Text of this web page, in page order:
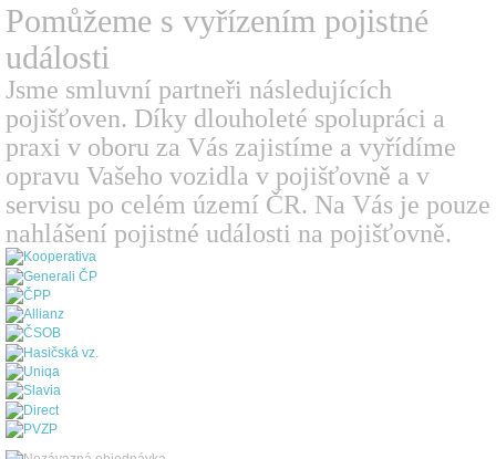
Pomůžeme s vyřízením pojistné
události
Jsme smluvní partneři následujících
pojišťoven. Díky dlouholeté spolupráci a
praxi v oboru za Vás zajistíme a vyřídíme
opravu Vašeho vozidla v pojišťovně a v
servisu po celém území ČR. Na Vás je pouze
nahlášení pojistné události na pojišťovně.